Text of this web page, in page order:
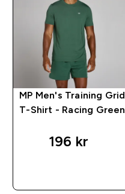
MP Men's Training Grid
T-Shirt - Racing Green
196 kr‎